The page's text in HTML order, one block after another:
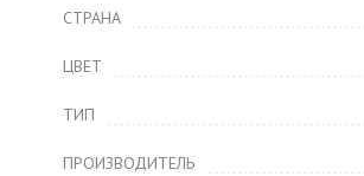
СТРАНА
ЦВЕТ
ТИП
ПРОИЗВОДИТЕЛЬ